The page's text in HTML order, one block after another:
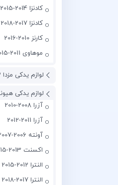
کادنزا 2014-2015
کادنزا 2017-2018
کارنز 2010-2016
موهاوی 2011-2015
لوازم یدکی مزدا 3 نیو
لوازم یدکی
آزرا 2008-2010
آزرا 2011-2012
آونته 2006-2007
اکسنت 2013-2015
النترا 2012-2015
النترا 2017-2018